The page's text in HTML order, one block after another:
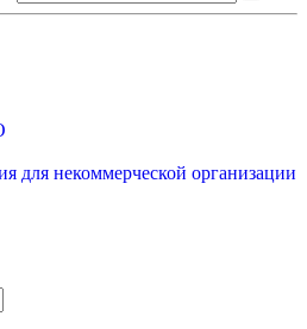
для некоммерческой организации